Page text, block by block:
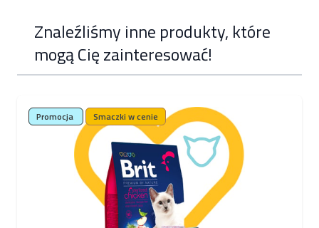
Znaleźliśmy inne produkty, które
mogą Cię zainteresować!
Promocja Smaczki w cenie